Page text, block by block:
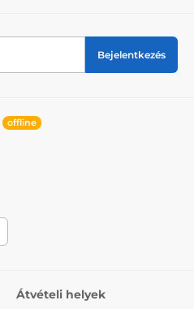
Bejelentkezés
offline
Átvételi helyek